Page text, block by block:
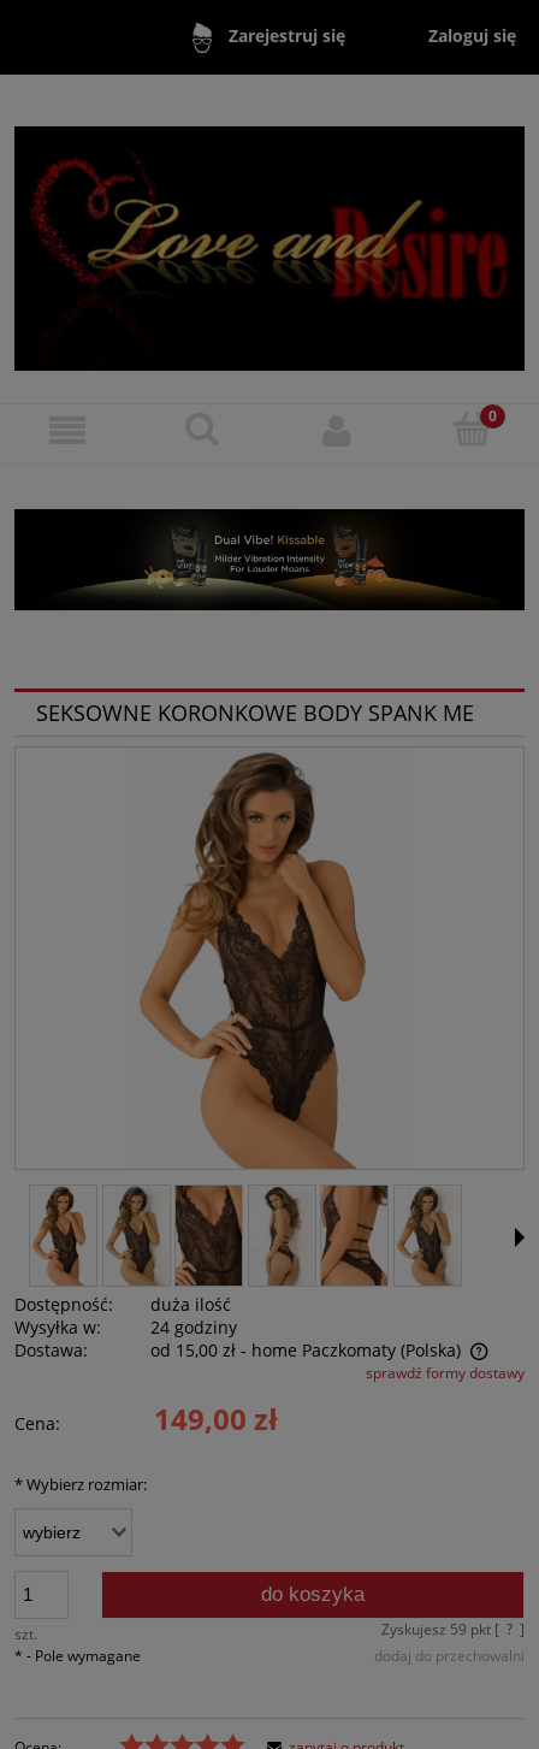
Zarejestruj się Zaloguj się
SEKSOWNE KORONKOWE BODY SPANK ME
Dostępność:
duża ilość
Wysyłka w:
24 godziny
Dostawa:
od 15,00 zł - home Paczkomaty (Polska)
Cena nie zawiera ewentualnych kosztów płatnościsprawdź formy dostawy
Cena: 149,00 zł
*Wybierz rozmiar:
szt.
do koszyka
Zyskujesz 59 pkt [ ? ]
dodaj do przechowalni
* - Pole wymagane